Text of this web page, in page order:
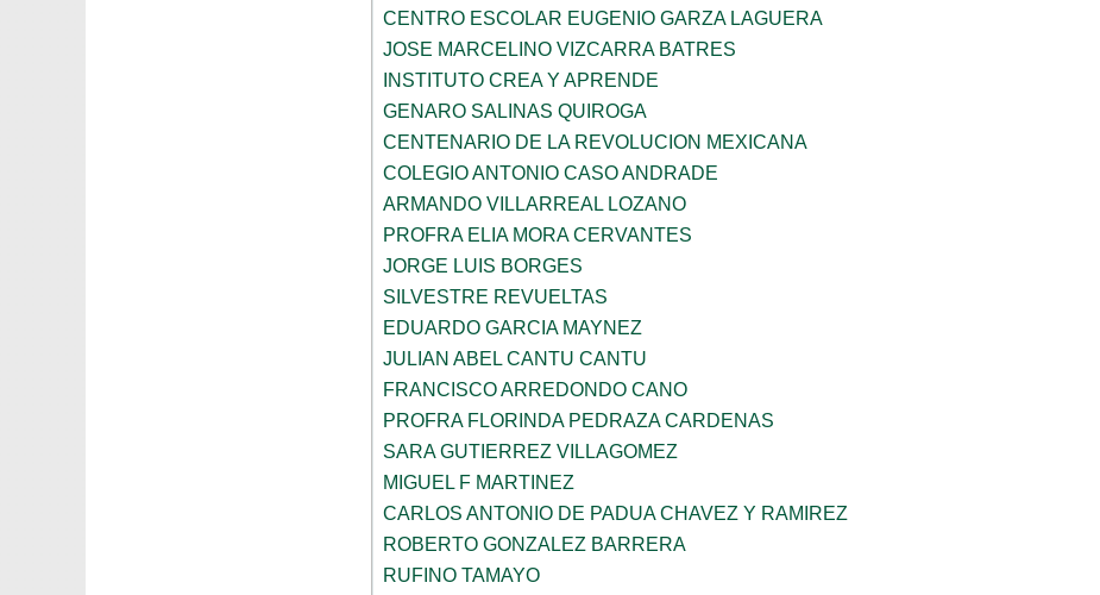
CENTRO ESCOLAR EUGENIO GARZA LAGUERA
JOSE MARCELINO VIZCARRA BATRES
INSTITUTO CREA Y APRENDE
GENARO SALINAS QUIROGA
CENTENARIO DE LA REVOLUCION MEXICANA
COLEGIO ANTONIO CASO ANDRADE
ARMANDO VILLARREAL LOZANO
PROFRA ELIA MORA CERVANTES
JORGE LUIS BORGES
SILVESTRE REVUELTAS
EDUARDO GARCIA MAYNEZ
JULIAN ABEL CANTU CANTU
FRANCISCO ARREDONDO CANO
PROFRA FLORINDA PEDRAZA CARDENAS
SARA GUTIERREZ VILLAGOMEZ
MIGUEL F MARTINEZ
CARLOS ANTONIO DE PADUA CHAVEZ Y RAMIREZ
ROBERTO GONZALEZ BARRERA
RUFINO TAMAYO